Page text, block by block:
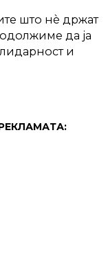
што нè држат
да ја
и